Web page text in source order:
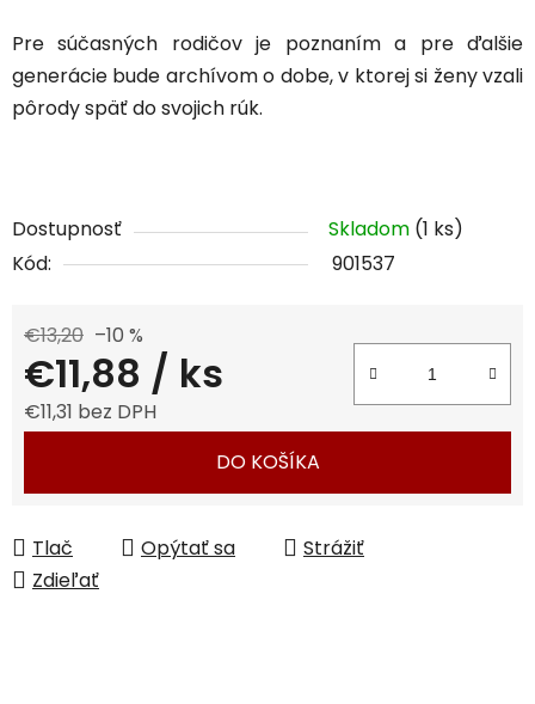
Pre súčasných rodičov je poznaním a pre ďalšie
generácie bude archívom o dobe, v ktorej si ženy vzali
pôrody späť do svojich rúk.
Dostupnosť Skladom (1 ks)
Kód:
901537
€13,20 –10 %
€11,88 / ks
€11,31 bez DPH
DO KOŠÍKA
Tlač Opýtať sa
Strážiť
Zdieľať